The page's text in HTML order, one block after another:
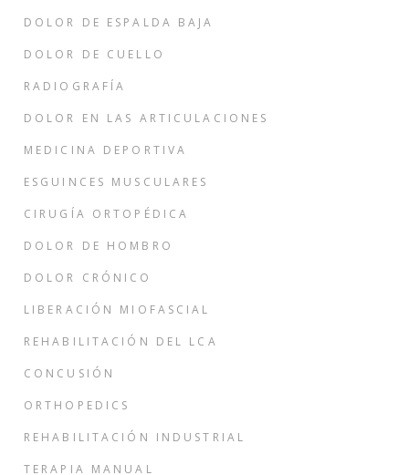
DOLOR DE ESPALDA BAJA
DOLOR DE CUELLO
RADIOGRAFÍA
DOLOR EN LAS ARTICULACIONES
MEDICINA DEPORTIVA
ESGUINCES MUSCULARES
CIRUGÍA ORTOPÉDICA
DOLOR DE HOMBRO
DOLOR CRÓNICO
LIBERACIÓN MIOFASCIAL
REHABILITACIÓN DEL LCA
CONCUSIÓN
ORTHOPEDICS
REHABILITACIÓN INDUSTRIAL
TERAPIA MANUAL